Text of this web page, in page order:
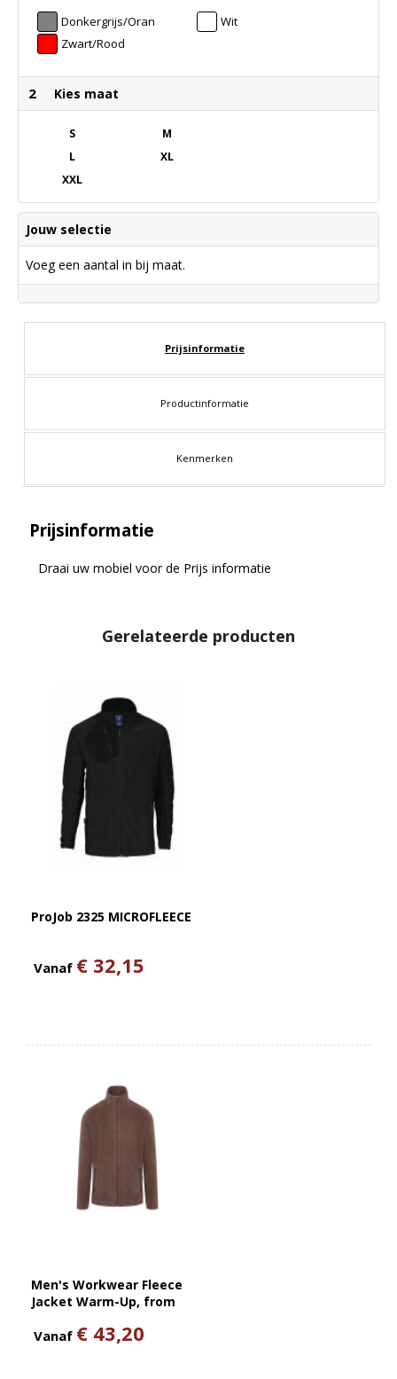
Donkergrijs/Oranje
Wit
Zwart/Rood
2 Kies maat
S
M
L
XL
XXL
Jouw selectie
Voeg een aantal in bij maat.
Prijsinformatie
Productinformatie
Kenmerken
Prijsinformatie
Draai uw mobiel voor de Prijs informatie
Gerelateerde producten
ProJob 2325 MICROFLEECE
Vanaf € 32,15
Men's Workwear Fleece
Jacket Warm-Up, from
GRS Certified Recycled
Vanaf € 43,20